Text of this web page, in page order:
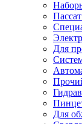
Для
Для